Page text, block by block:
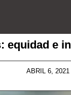
equidad e
ABRIL 6, 2021